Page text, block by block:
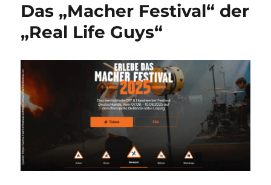
Das „Macher Festival“ der
„Real Life Guys“